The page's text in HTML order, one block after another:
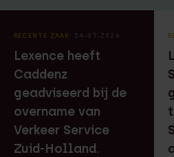
RECENTE ZAAK ⸱ 24-07-2026
Lexence heeft
Caddenz
geadviseerd bij de
overname van
Verkeer Service
Zuid-Holland.